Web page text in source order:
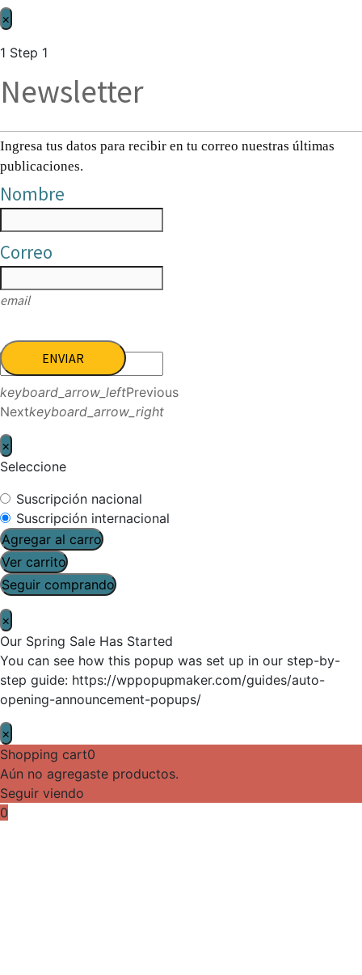
×
1 Step 1
Newsletter
Ingresa tus datos para recibir en tu correo nuestras últimas
publicaciones.
Nombre
Correo
email
ENVIAR
keyboard_arrow_leftPrevious
Nextkeyboard_arrow_right
×
Seleccione
Suscripción nacional
Suscripción internacional
Agregar al carro
Ver carrito
Seguir comprando
×
Our Spring Sale Has Started
You can see how this popup was set up in our step-by-
step guide: https://wppopupmaker.com/guides/auto-
opening-announcement-popups/
×
Shopping cart0
Aún no agregaste productos.
Seguir viendo
0